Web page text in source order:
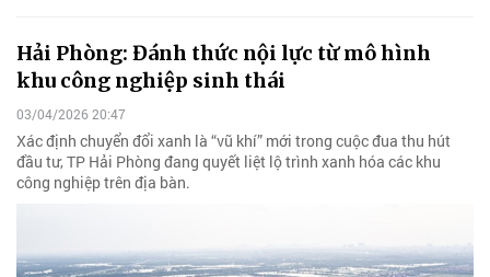
Hải Phòng: Đánh thức nội lực từ mô hình
khu công nghiệp sinh thái
03/04/2026 20:47
Xác định chuyển đổi xanh là “vũ khí” mới trong cuộc đua thu hút
đầu tư, TP Hải Phòng đang quyết liệt lộ trình xanh hóa các khu
công nghiệp trên địa bàn.